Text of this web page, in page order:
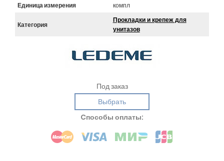
Единица измерения
компл
Категория
Прокладки и крепеж для
унитазов
Под заказ
Выбрать
Cпособы оплаты: